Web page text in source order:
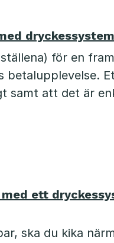
för en
betalupplevelse.
samt att det är
ett
ska du kika